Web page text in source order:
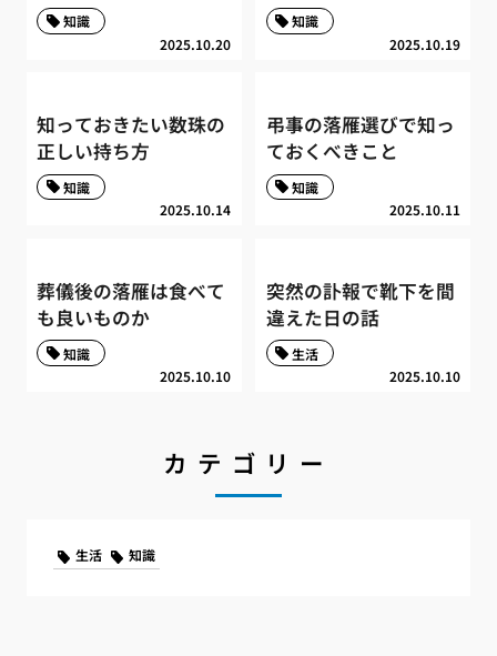
2025.10.20
知識
2025.10.19
知識
知っておきたい数珠の
正しい持ち方
2025.10.14
知識
弔事の落雁選びで知っ
ておくべきこと
2025.10.11
知識
葬儀後の落雁は食べて
も良いものか
2025.10.10
知識
突然の訃報で靴下を間
違えた日の話
2025.10.10
生活
カテゴリー
生活 知識